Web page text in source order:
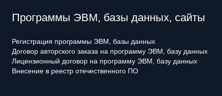
Программы ЭВМ, базы данных, сайты
Регистрация программы ЭВМ, базы данных
Договор авторского заказа на программу ЭВМ, базу данных
Лицензионный договор на программу ЭВМ, базу данных
Внесение в реестр отечественного ПО